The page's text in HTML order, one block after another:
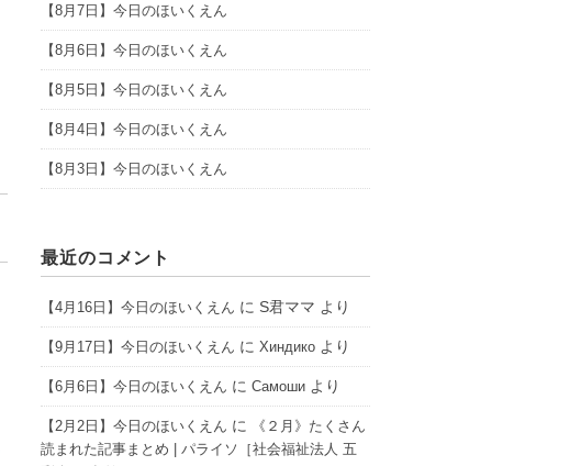
【8月7日】今日のほいくえん
【8月6日】今日のほいくえん
【8月5日】今日のほいくえん
【8月4日】今日のほいくえん
【8月3日】今日のほいくえん
最近のコメント
【4月16日】今日のほいくえん に S君ママ より
【9月17日】今日のほいくえん にХиндико より
【6月6日】今日のほいくえん にСамоши より
【2月2日】今日のほいくえん に
《２月》たくさん
読まれた記事まとめ | パライソ［社会福祉法人 五